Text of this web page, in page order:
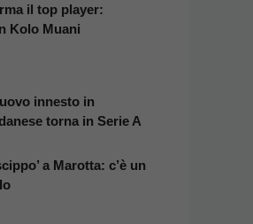
il top player:
Kolo Muani
innesto in
torna in Serie A
a Marotta: c’è un